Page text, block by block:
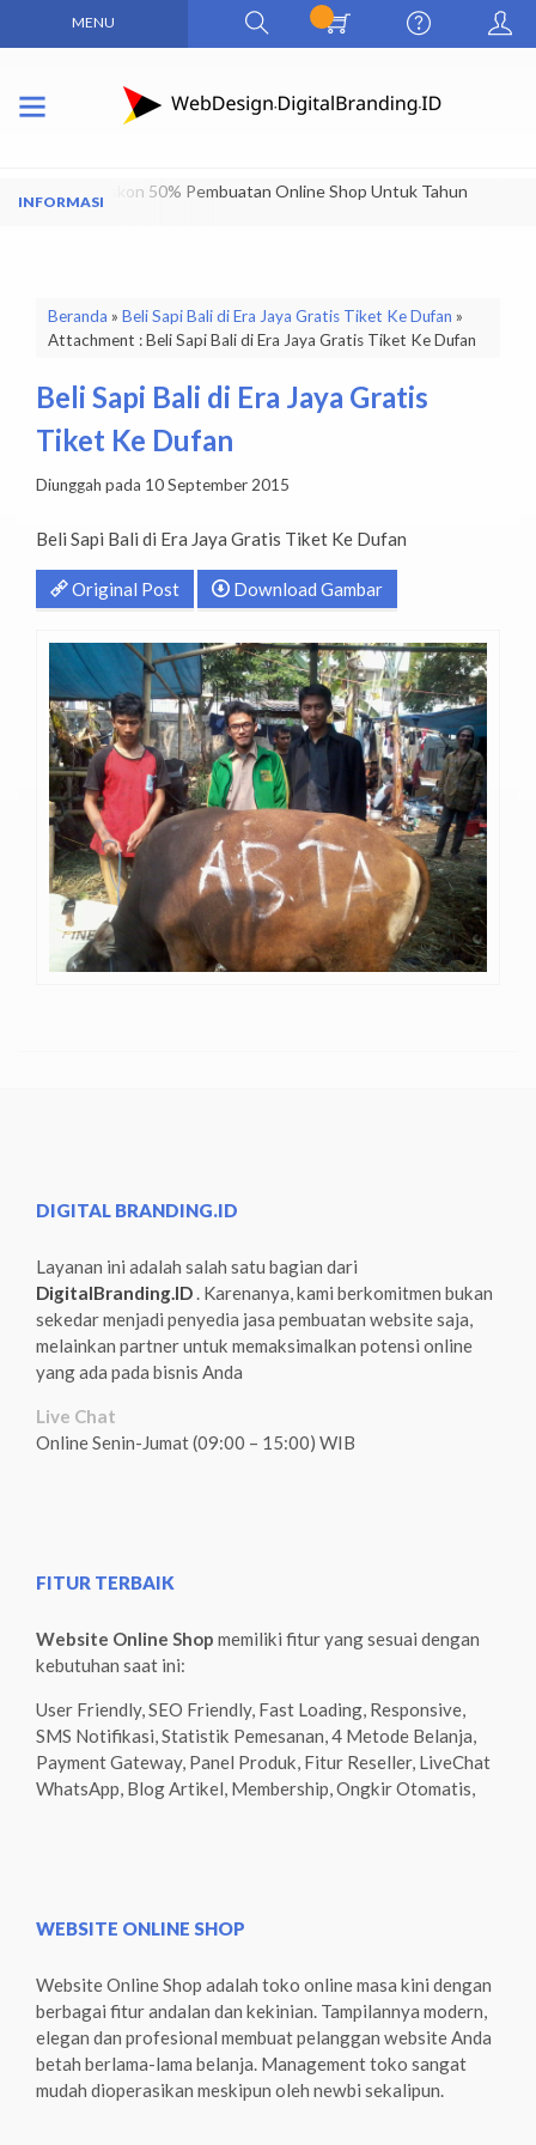
MENU
Dapatkan Diskon 50% Pembuatan Online Shop Untuk Tahun
Beranda » Beli Sapi Bali di Era Jaya Gratis Tiket Ke Dufan »
Attachment : Beli Sapi Bali di Era Jaya Gratis Tiket Ke Dufan
Beli Sapi Bali di Era Jaya Gratis
Tiket Ke Dufan
Diunggah pada 10 September 2015
Beli Sapi Bali di Era Jaya Gratis Tiket Ke Dufan
Original Post Download Gambar
DIGITAL BRANDING.ID
Layanan ini adalah salah satu bagian dari
DigitalBranding.ID. Karenanya, kami berkomitmen bukan
sekedar menjadi penyedia jasa pembuatan website saja,
melainkan partner untuk memaksimalkan potensi online
yang ada pada bisnis Anda
Live Chat
Online Senin-Jumat (09:00 – 15:00) WIB
FITUR TERBAIK
Website Online Shop memiliki fitur yang sesuai dengan
kebutuhan saat ini:
User Friendly, SEO Friendly, Fast Loading, Responsive,
SMS Notifikasi, Statistik Pemesanan, 4 Metode Belanja,
Payment Gateway, Panel Produk, Fitur Reseller, LiveChat
WhatsApp, Blog Artikel, Membership, Ongkir Otomatis,
WEBSITE ONLINE SHOP
Website Online Shop adalah toko online masa kini dengan
berbagai fitur andalan dan kekinian. Tampilannya modern,
elegan dan profesional membuat pelanggan website Anda
betah berlama-lama belanja. Management toko sangat
mudah dioperasikan meskipun oleh newbi sekalipun.